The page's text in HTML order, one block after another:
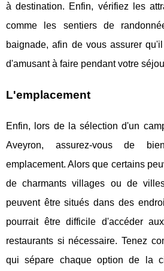
à destination. Enfin, vérifiez les
comme les sentiers de
baignade, afin de vous assurer
d'amusant à faire pendant votre
L'emplacement
Enfin, lors de la sélection d'un
Aveyron, assurez-vous de
emplacement. Alors que certains
de charmants villages ou de
peuvent être situés dans des
pourrait être difficile d'accéder
restaurants si nécessaire. Tenez
qui sépare chaque option de la